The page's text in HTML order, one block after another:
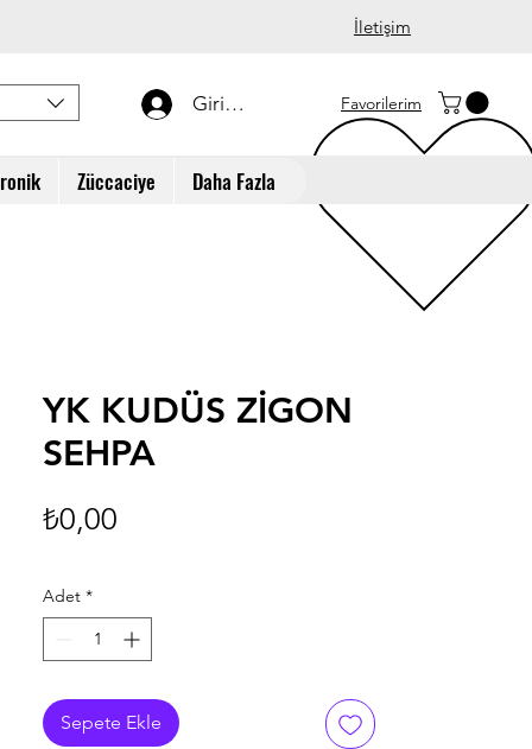
İletişim
Giriş Yap Favorilerim
Züccaciye Daha Fazla
YK KUDÜS ZİGON
SEHPA
₺0,00
Adet *
Sepete Ekle